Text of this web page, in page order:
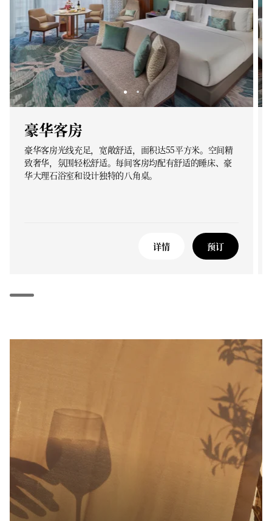
豪华客房
豪华客房光线充足，宽敞舒适，面积达55平方米。空间精
致奢华，氛围轻松舒适。每间客房均配有舒适的睡床、豪
华大理石浴室和设计独特的八角桌。
详情 预订